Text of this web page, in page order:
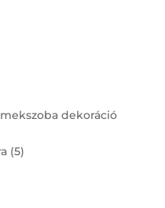
dekoráció
55